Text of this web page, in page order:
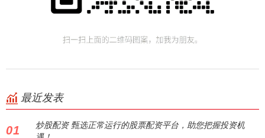
最近发表
01
炒股配资 甄选正常运行的股票配资平台，助您把握投资机